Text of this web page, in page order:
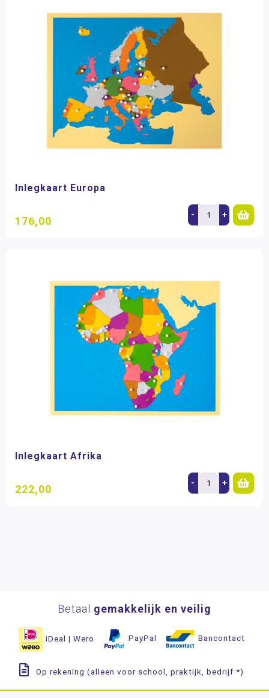
Inlegkaart Europa
176,00 - +
Inlegkaart Afrika
222,00 - +
Betaal gemakkelijk en veilig
iDeal | Wero PayPal Bancontact
Op rekening (alleen voor school, praktijk, bedrijf *)